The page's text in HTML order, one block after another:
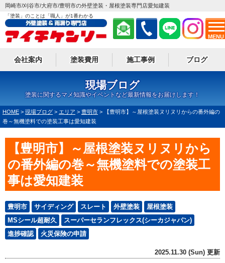
MENU
岡崎市/刈谷市/大府市/豊明市の外壁塗装・屋根塗装専門店愛知建装
「塗装」のことは「職人」が1番わかる
会社案内 塗装費用 施工事例 ブログ
現場ブログ
塗装に関するマメ知識やイベントなど最新情報をお届けします！
HOME > 現場ブログ > エリア > 豊明市 >
【豊明市】～屋根塗装ヌリヌリからの番外編の
巻～無機塗料での塗装工事は愛知建装
【豊明市】～屋根塗装ヌリヌリから
の番外編の巻～無機塗料での塗装工
事は愛知建装
豊明市 サイディング スレート 外壁塗装
屋根塗装
MSシール超耐久
スーパーセランフレックス(シーカジャパン)
進捗確認
火災保険の申請
2025.11.30 (Sun) 更新